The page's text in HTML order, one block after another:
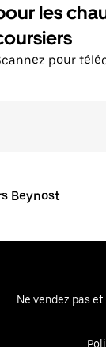
les
pour
Beynost
Ne vendez pas